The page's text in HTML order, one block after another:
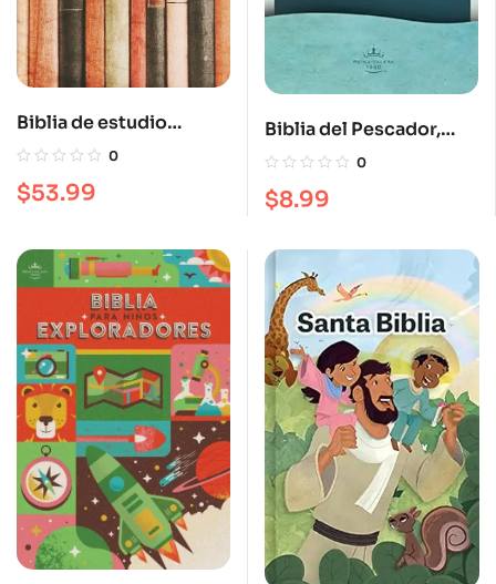
Biblia de estudio
Scofield RVR 1960
0
$53.99
Biblia del Pescador,
Edición Ministerio RVR
0
$8.99